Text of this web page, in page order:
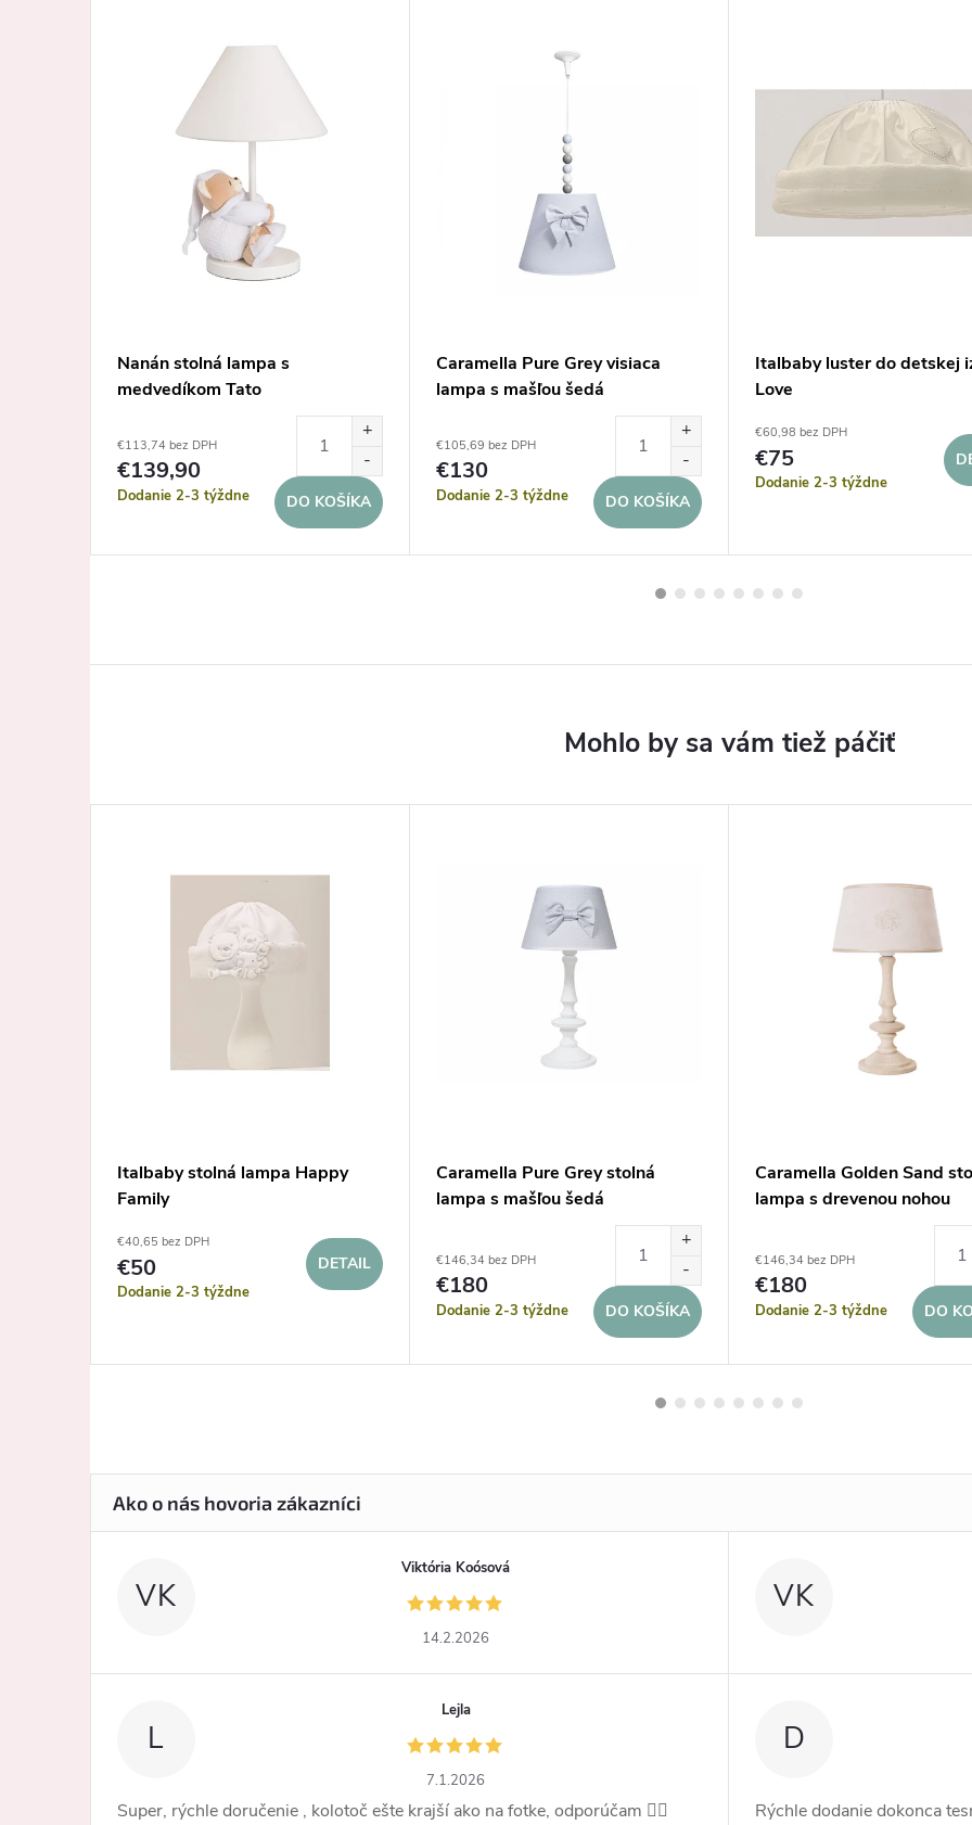
Nanán stolná lampa s
medvedíkom Tato
€113,74 bez DPH
€139,90
Dodanie 2-3 týždne DO KOŠÍKA
Caramella Pure Grey visiaca
lampa s mašľou šedá
€105,69 bez DPH
€130
Dodanie 2-3 týždne DO KOŠÍKA
Italbaby luster do detskej
Love
€60,98 bez DPH
€75
Dodanie 2-3 týždne
Italbaby stolná lampa Happy
Family
€40,65 bez DPH
€50
Dodanie 2-3 týždne
DETAIL
Caramella Pure Grey stolná
lampa s mašľou šedá
€146,34 bez DPH
€180
Dodanie 2-3 týždne DO KOŠÍKA
Caramella Golden Sand
lampa s drevenou nohou
€146,34 bez DPH
€180
Dodanie 2-3 týždne DO
VK
Viktória Koósová
14.2.2026
VK
L
Lejla
7.1.2026
Super, rýchle doručenie , kolotoč ešte krajší ako na fotke, odporúčam 👍🏻
D
Rýchle dodanie dokonca